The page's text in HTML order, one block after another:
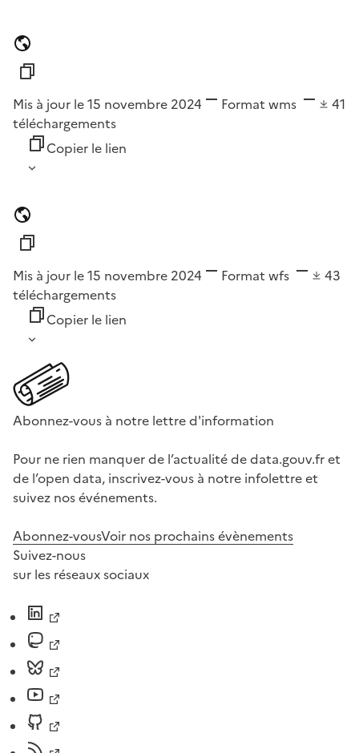
Mis à jour le 15 novembre 2024 Format wms
41
téléchargements
Copier le lien
Mis à jour le 15 novembre 2024 Format wfs
43
téléchargements
Copier le lien
Abonnez-vous à notre lettre d'information
Pour ne rien manquer de l’actualité de data.gouv.fr et
de l’open data, inscrivez-vous à notre infolettre et
suivez nos événements.
Abonnez-vousVoir nos prochains évènements
Suivez-nous
sur les réseaux sociaux